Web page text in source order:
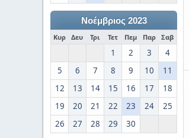
Νοέμβριος 2023
Κυρ Δευ Τρι Τετ Πεμ Παρ Σαβ
1 2 3
4
5
6 7 8 9 10
11
12
13 14 15 16 17
18
19
20 21 22 23 24
25
26
27 28 29 30